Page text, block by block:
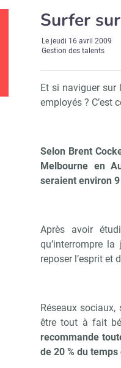
Surfer
Lejeudi 16 avril 2009
Gestion des talents
Et si naviguer sur
employés ? C’est
Selon Brent
Melbourne en
seraient environ
Après avoir
qu’interrompre
reposer l’esprit et
Réseaux
être tout à fait
recommande
de 20 % du